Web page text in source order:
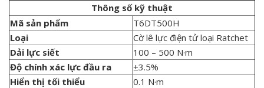
Thông số kỹ thuật
Mã sản phẩm
T6DT500H
Loại
Cờ lê lực điện tử loại Ratchet
Dải lực siết
100 – 500 N·m
Độ chính xác lực đầu ra
±3.5%
Hiển thị tối thiểu
0.1 N·m